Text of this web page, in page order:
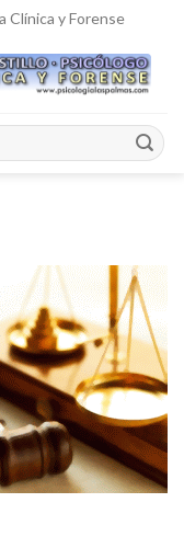
Clínica y Forense